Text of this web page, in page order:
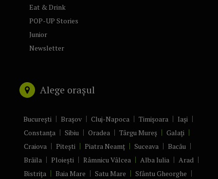
Eat & Drink
POP-UP Stories
Junior
Newsletter
Alege orașul
București Brașov Cluj-Napoca Timișoara
Iași
Constanța
Sibiu Oradea Târgu Mureș
Galați
Craiova
Pitești Piatra Neamț Suceava
Bacău
Brăila
Ploiești Râmnicu Vâlcea Alba Iulia
Arad
Bistrița
Baia Mare Satu Mare
Sfântu Gheorghe